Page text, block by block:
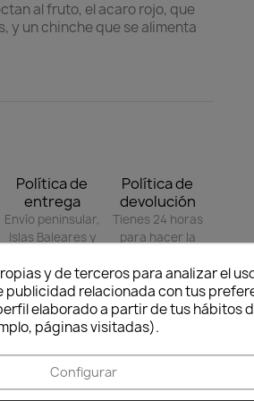
al fruto, el acaro rojo, que
y un chinche que se alimenta
Política de
entrega
Envío peninsular,
Islas Baleares y
Política de
devolución
Tienes 24 horas
para hacer la
siempre y cuando
adjunte foto del
paquete
deteriorado.
y de terceros para analizar el
publicidad relacionada con tus
elaborado a partir de tus hábitos
páginas visitadas).
Configurar